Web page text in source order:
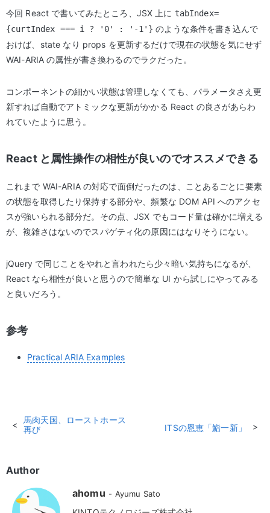
今回 React で書いてみたところ、JSX 上に tabIndex=
{curtIndex === i ? '0' : '-1'} のような条件を書き込んで
おけば、state なり props を更新するだけで現在の状態を気にせず
WAI-ARIA の属性が書き換わるのでラクだった。
コンポーネントの細かい状態は管理しなくても、パラメータさえ更
新すれば自動でアトミックな更新がかかる React の良さがあらわ
れていたように思う。
React と属性操作の相性が良いのでオススメできる
これまで WAI-ARIA の対応で面倒だったのは、ことあるごとに要素
の状態を取得したり保持する部分や、頻繁な DOM API へのアクセ
スが強いられる部分だ。その点、JSX でもコード量は確かに増える
が、複雑さはないのでスパゲティ化の原因にはなりそうにない。
jQuery で同じことをやれと言われたら少々暗い気持ちになるが、
React なら相性が良いと思うので簡単な UI から試しにやってみる
と良いだろう。
参考
Practical ARIA Examples
馬肉天国、ローストホース
再び
ITSの恩恵「鮨一新」
Author
ahomu
Ayumu Sato